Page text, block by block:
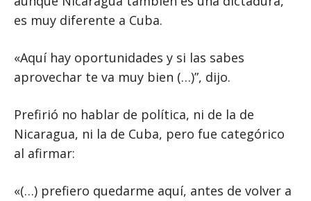
es muy diferente a Cuba.
«Aquí hay oportunidades y si las sabes
aprovechar te va muy bien (…)”, dijo.
Prefirió no hablar de política, ni de la de
Nicaragua, ni la de Cuba, pero fue categórico
al afirmar:
«(…) prefiero quedarme aquí, antes de volver a